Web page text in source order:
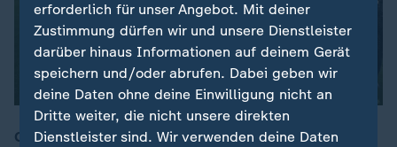
Ob Krieg, Wirtschaftssorgen oder Herbstgrau – gute
erforderlich für unser Angebot. Mit deiner
Zustimmung dürfen wir und unsere Dienstleister
darüber hinaus Informationen auf deinem Gerät
speichern und/oder abrufen. Dabei geben wir
deine Daten ohne deine Einwilligung nicht an
Dritte weiter, die nicht unsere direkten
Dienstleister sind. Wir verwenden deine Daten